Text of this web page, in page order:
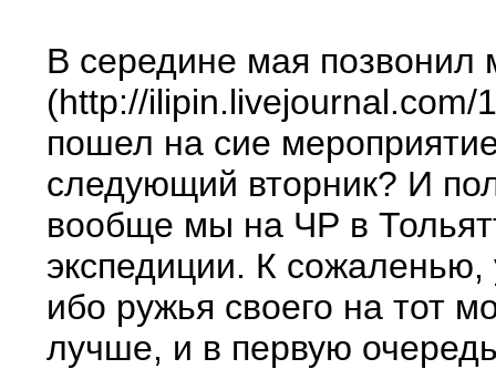
В середине мая позвонил
(http://
пошел на сие
следующий вторник? И
вообще мы на ЧР в
экспедиции. К
ибо ружья своего на тот
лучше, и в первую